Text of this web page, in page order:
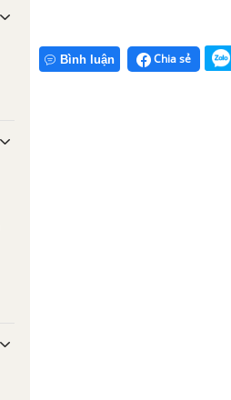
Bình luận Chia sẻ